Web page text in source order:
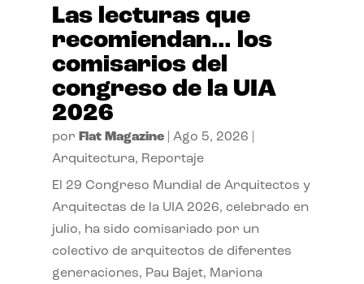
Las lecturas que
recomiendan… los
comisarios del
congreso de la UIA
2026
por Flat Magazine| Ago 5, 2026
Arquitectura, Reportaje
El 29 Congreso Mundial de Arquitectos y
Arquitectas de la UIA 2026, celebrado en
julio, ha sido comisariado por un
colectivo de arquitectos de diferentes
generaciones, Pau Bajet, Mariona